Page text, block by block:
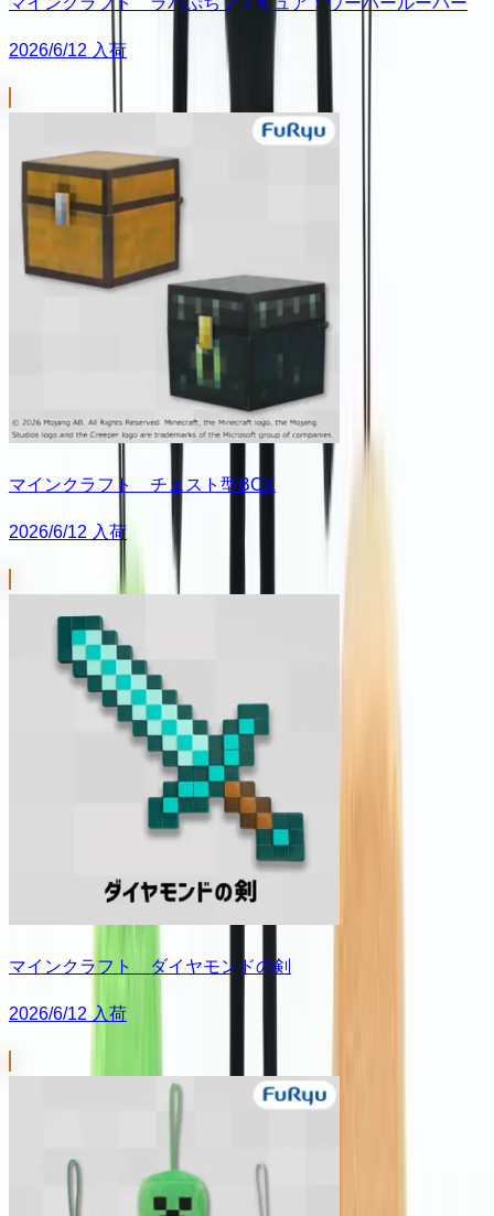
2026/6/12 入荷
マインクラフト チェスト型BOX
2026/6/12 入荷
マインクラフト ダイヤモンドの剣
2026/6/12 入荷